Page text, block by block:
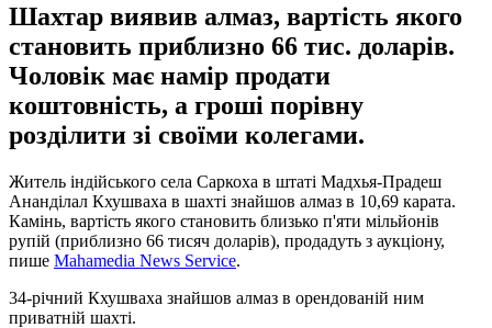
Шахтар виявив алмаз, вартість якого
становить приблизно 66 тис. доларів.
Чоловік має намір продати
коштовність, а гроші порівну
розділити зі своїми колегами.
Житель індійського села Саркоха в штаті Мадхья-Прадеш
Ананділал Кхушваха в шахті знайшов алмаз в 10,69 карата.
Камінь, вартість якого становить близько п'яти мільйонів
рупій (приблизно 66 тисяч доларів), продадуть з аукціону,
пише Mahamedia News Service.
34-річний Кхушваха знайшов алмаз в орендованій ним
приватній шахті.